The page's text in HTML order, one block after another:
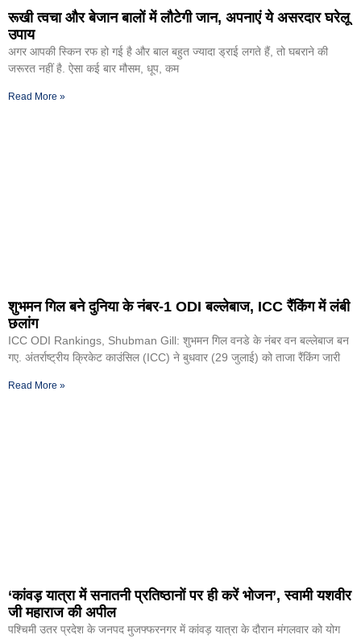
रूखी त्वचा और बेजान बालों में लौटेगी जान, अपनाएं ये असरदार घरेलू
उपाय
अगर आपकी स्किन रफ हो गई है और बाल बहुत ज्यादा ड्राई लगते हैं, तो घबराने की
जरूरत नहीं है. ऐसा कई बार मौसम, धूप, कम
Read More »
शुभमन गिल बने दुनिया के नंबर-1 ODI बल्लेबाज, ICC रैंकिंग में लंबी
छलांग
ICC ODI Rankings, Shubman Gill: शुभमन गिल वनडे के नंबर वन बल्लेबाज बन
गए. अंतर्राष्ट्रीय क्रिकेट काउंसिल (ICC) ने बुधवार (29 जुलाई) को ताजा रैंकिंग जारी
Read More »
‘कांवड़ यात्रा में सनातनी प्रतिष्ठानों पर ही करें भोजन’, स्वामी यशवीर
जी महाराज की अपील
पश्चिमी उतर प्रदेश के जनपद मुजफ्फरनगर में कांवड़ यात्रा के दौरान मंगलवार को योग